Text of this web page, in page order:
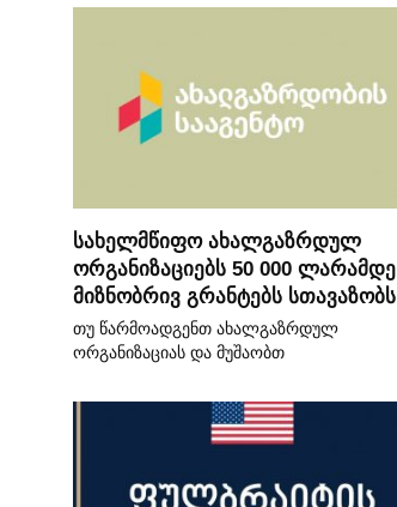
სახელმწიფო ახალგაზრდულ
ორგანიზაციებს 50 000 ლარამდე
მიზნობრივ გრანტებს სთავაზობს
თუ წარმოადგენთ ახალგაზრდულ
ორგანიზაციას და მუშაობთ